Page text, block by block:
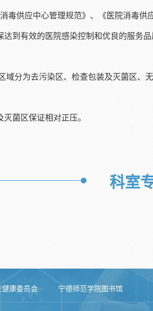
毒供应中心管理规范》、《医院消毒
到有效的医院感染控制和优良的服务
分为去污染区、检查包装及灭菌区
菌区保证相对正压。
科室
健康委员会 宁德师范学院图书馆